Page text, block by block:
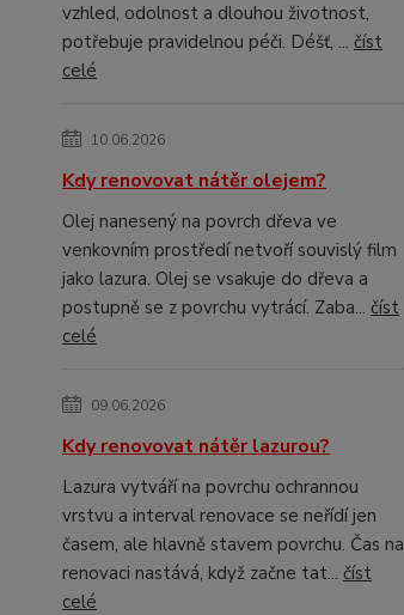
vzhled, odolnost a dlouhou životnost,
potřebuje pravidelnou péči. Déšť, ... číst
celé
10.06.2026
Kdy renovovat nátěr olejem?
Olej nanesený na povrch dřeva ve
venkovním prostředí netvoří souvislý film
jako lazura. Olej se vsakuje do dřeva a
postupně se z povrchu vytrácí. Zaba... číst
celé
09.06.2026
Kdy renovovat nátěr lazurou?
Lazura vytváří na povrchu ochrannou
vrstvu a interval renovace se neřídí jen
časem, ale hlavně stavem povrchu. Čas na
renovaci nastává, když začne tat... číst
celé